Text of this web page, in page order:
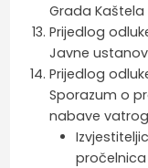
Grada Kaštela
Prijedlog
Javne
Prijedlog
Sporazum o
nabave